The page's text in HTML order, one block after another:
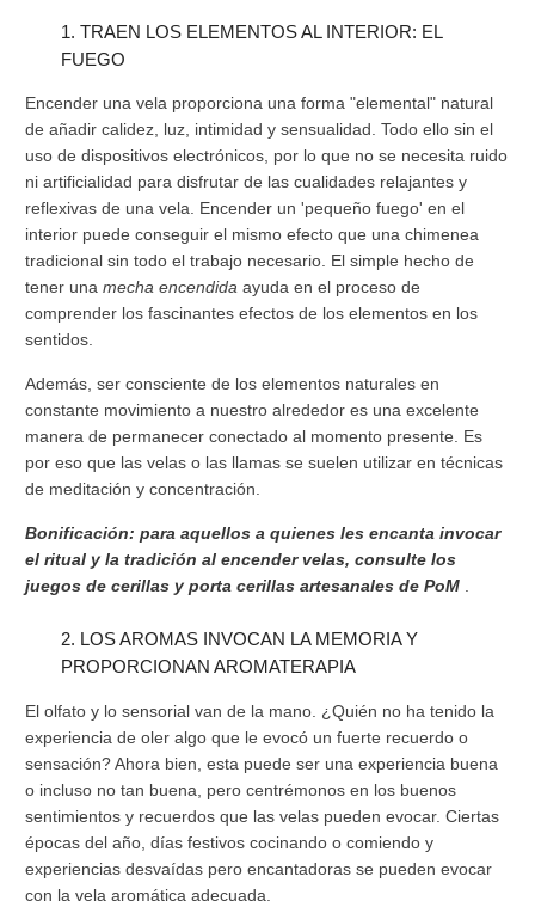
1. TRAEN LOS ELEMENTOS AL INTERIOR: EL
FUEGO
Encender una vela proporciona una forma "elemental" natural
de añadir calidez, luz, intimidad y sensualidad. Todo ello sin el
uso de dispositivos electrónicos, por lo que no se necesita ruido
ni artificialidad para disfrutar de las cualidades relajantes y
reflexivas de una vela. Encender un 'pequeño fuego' en el
interior puede conseguir el mismo efecto que una chimenea
tradicional sin todo el trabajo necesario. El simple hecho de
tener unamecha encendida ayuda en el proceso de
comprender los fascinantes efectos de los elementos en los
sentidos.
Además, ser consciente de los elementos naturales en
constante movimiento a nuestro alrededor es una excelente
manera de permanecer conectado al momento presente. Es
por eso que las velas o las llamas se suelen utilizar en técnicas
de meditación y concentración.
Bonificación: para aquellos a quienes les encanta invocar
el ritual y la tradición al encender velas, consulte los
juegos de cerillas y porta cerillas artesanales de PoM .
2. LOS AROMAS INVOCAN LA MEMORIA Y
PROPORCIONAN AROMATERAPIA
El olfato y lo sensorial van de la mano. ¿Quién no ha tenido la
experiencia de oler algo que le evocó un fuerte recuerdo o
sensación? Ahora bien, esta puede ser una experiencia buena
o incluso no tan buena, pero centrémonos en los buenos
sentimientos y recuerdos que las velas pueden evocar. Ciertas
épocas del año, días festivos cocinando o comiendo y
experiencias desvaídas pero encantadoras se pueden evocar
con la vela aromática adecuada.